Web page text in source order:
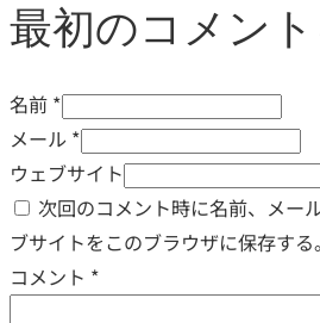
最初のコメン
名前 *
メール *
ウェブサイト
次回のコメント時に名前、メー
ブサイトをこのブラウザに保存する。
コメント *